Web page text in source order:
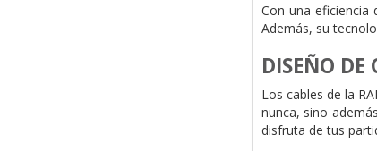
Con una eficiencia
Además, su
DISEÑO DE
Los cables de la
nunca, sino
disfruta de tus